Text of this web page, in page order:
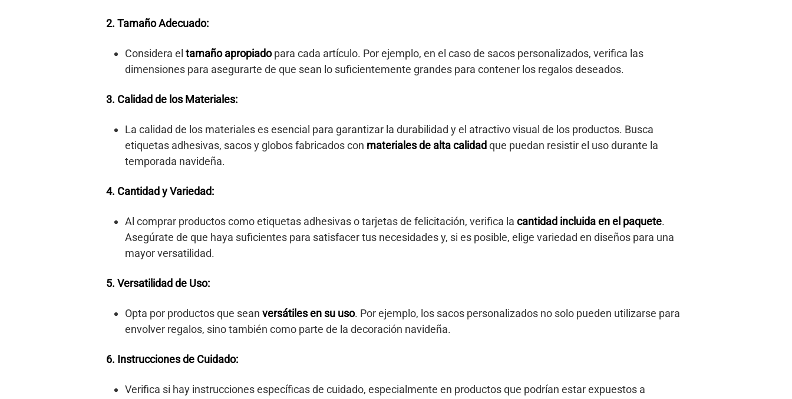
2. Tamaño Adecuado:
Considera el tamaño apropiadopara cada artículo. Por ejemplo, en el caso de sacos personalizados, verifica las
dimensiones para asegurarte de que sean lo suficientemente grandes para contener los regalos deseados.
3. Calidad de los Materiales:
La calidad de los materiales es esencial para garantizar la durabilidad y el atractivo visual de los productos. Busca
etiquetas adhesivas, sacos y globos fabricados con materiales de alta calidadque puedan resistir el uso durante la
temporada navideña.
4. Cantidad y Variedad:
Al comprar productos como etiquetas adhesivas o tarjetas de felicitación, verifica la cantidad incluida en el paquete.
Asegúrate de que haya suficientes para satisfacer tus necesidades y, si es posible, elige variedad en diseños para una
mayor versatilidad.
5. Versatilidad de Uso:
Opta por productos que sean versátiles en su uso. Por ejemplo, los sacos personalizados no solo pueden utilizarse para
envolver regalos, sino también como parte de la decoración navideña.
6. Instrucciones de Cuidado:
Verifica si hay instrucciones específicas de cuidado, especialmente en productos que podrían estar expuestos a